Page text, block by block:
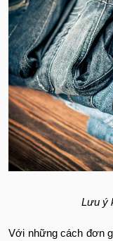
Lưu ý
Với những cách đơn